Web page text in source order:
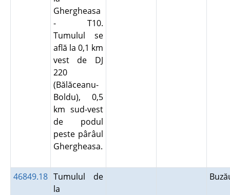
Ghergheasa
- T10.
Tumulul se
află la 0,1 km
vest de DJ
220
(Bălăceanu-
Boldu), 0,5
km sud-vest
de podul
peste pârâul
Ghergheasa.
46849.18 Tumulul de
la